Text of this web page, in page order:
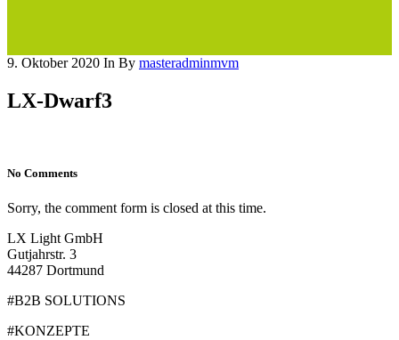
9. Oktober 2020 In By masteradminmvm
LX-Dwarf3
No Comments
Sorry, the comment form is closed at this time.
LX Light GmbH
Gutjahrstr. 3
44287 Dortmund
#B2B SOLUTIONS
#KONZEPTE